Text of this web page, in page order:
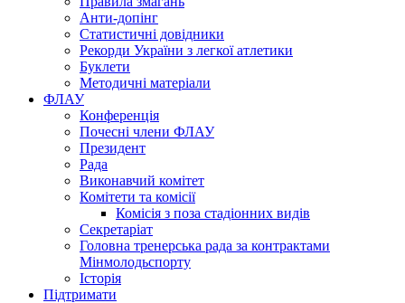
Анти-допінг
Статистичні довідники
Рекорди України з легкої атлетики
Буклети
Методичні матеріали
ФЛАУ
Конференція
Почесні члени ФЛАУ
Президент
Рада
Виконавчий комітет
Комітети та комісії
Комісія з поза стадіонних видів
Секретаріат
Головна тренерська рада за контрактами
Мінмолодьспорту
Історія
Підтримати